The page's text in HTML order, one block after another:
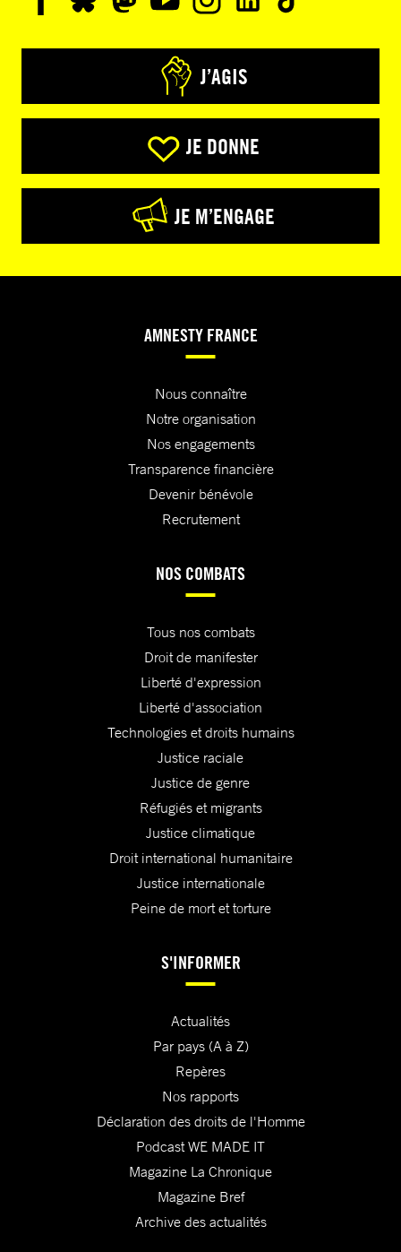
J’AGIS
JE DONNE
JE M’ENGAGE
AMNESTY FRANCE
Nous connaître
Notre organisation
Nos engagements
Transparence financière
Devenir bénévole
Recrutement
NOS COMBATS
Tous nos combats
Droit de manifester
Liberté d'expression
Liberté d'association
Technologies et droits humains
Justice raciale
Justice de genre
Réfugiés et migrants
Justice climatique
Droit international humanitaire
Justice internationale
Peine de mort et torture
S'INFORMER
Actualités
Par pays (A à Z)
Repères
Nos rapports
Déclaration des droits de l'Homme
Podcast WE MADE IT
Magazine La Chronique
Magazine Bref
Archive des actualités